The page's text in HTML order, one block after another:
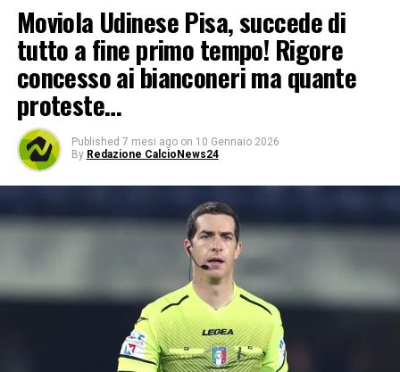
Moviola Udinese Pisa, succede di
tutto a fine primo tempo! Rigore
concesso ai bianconeri ma quante
proteste…
Published 7 mesi ago on 10 Gennaio 2026
By Redazione CalcioNews24